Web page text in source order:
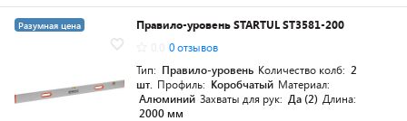
Разумная цена
Правило-уровень STARTUL ST3581-200
0 отзывов
Тип: Правило-уровень Количество колб: 2
шт. Профиль: Коробчатый Материал:
Алюминий Захваты для рук: Да (2) Длина:
2000 мм